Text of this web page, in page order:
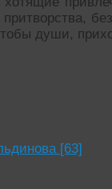
души,
[63]